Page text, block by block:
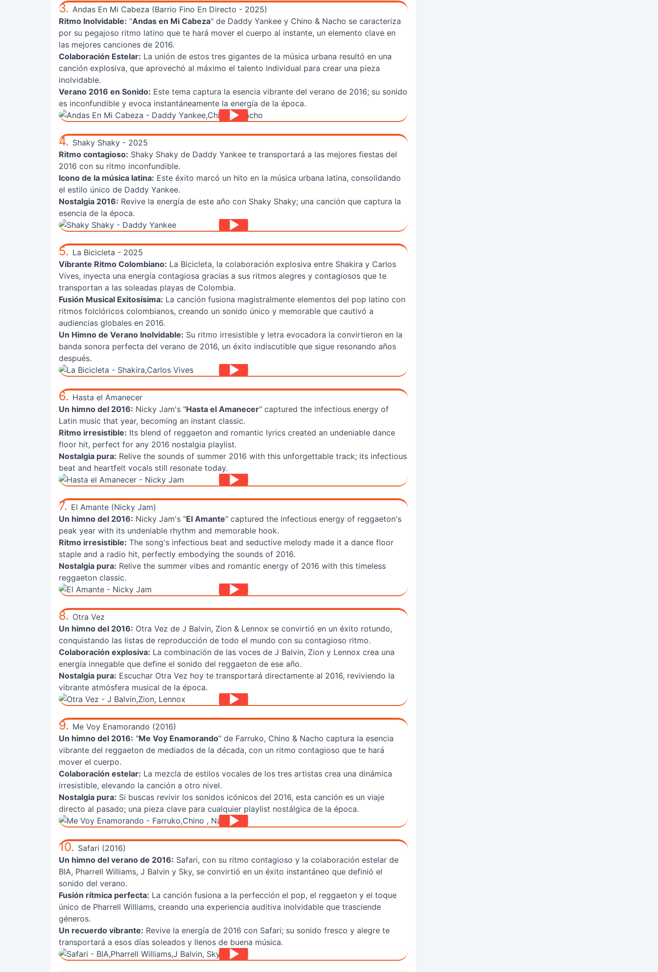
3. Andas En Mi Cabeza (Barrio Fino En Directo - 2025)
Ritmo Inolvidable: "Andas en Mi Cabeza" de Daddy Yankee y Chino & Nacho se caracteriza
por su pegajoso ritmo latino que te hará mover el cuerpo al instante, un elemento clave en
las mejores canciones de 2016.
Colaboración Estelar: La unión de estos tres gigantes de la música urbana resultó en una
canción explosiva, que aprovechó al máximo el talento individual para crear una pieza
inolvidable.
Verano 2016 en Sonido: Este tema captura la esencia vibrante del verano de 2016; su sonido
es inconfundible y evoca instantáneamente la energía de la época.
4. Shaky Shaky - 2025
Ritmo contagioso: Shaky Shaky de Daddy Yankee te transportará a las mejores fiestas del
2016 con su ritmo inconfundible.
Icono de la música latina: Este éxito marcó un hito en la música urbana latina, consolidando
el estilo único de Daddy Yankee.
Nostalgia 2016: Revive la energía de este año con Shaky Shaky; una canción que captura la
esencia de la época.
5. La Bicicleta - 2025
Vibrante Ritmo Colombiano: La Bicicleta, la colaboración explosiva entre Shakira y Carlos
Vives, inyecta una energía contagiosa gracias a sus ritmos alegres y contagiosos que te
transportan a las soleadas playas de Colombia.
Fusión Musical Exitosísima: La canción fusiona magistralmente elementos del pop latino con
ritmos folclóricos colombianos, creando un sonido único y memorable que cautivó a
audiencias globales en 2016.
Un Himno de Verano Inolvidable: Su ritmo irresistible y letra evocadora la convirtieron en la
banda sonora perfecta del verano de 2016, un éxito indiscutible que sigue resonando años
después.
6. Hasta el Amanecer
Un himno del 2016: Nicky Jam's "Hasta el Amanecer" captured the infectious energy of
Latin music that year, becoming an instant classic.
Ritmo irresistible: Its blend of reggaeton and romantic lyrics created an undeniable dance
floor hit, perfect for any 2016 nostalgia playlist.
Nostalgia pura: Relive the sounds of summer 2016 with this unforgettable track; its infectious
beat and heartfelt vocals still resonate today.
7. El Amante (Nicky Jam)
Un himno del 2016: Nicky Jam's "El Amante" captured the infectious energy of reggaeton's
peak year with its undeniable rhythm and memorable hook.
Ritmo irresistible: The song's infectious beat and seductive melody made it a dance floor
staple and a radio hit, perfectly embodying the sounds of 2016.
Nostalgia pura: Relive the summer vibes and romantic energy of 2016 with this timeless
reggaeton classic.
8. Otra Vez
Un himno del 2016: Otra Vez de J Balvin, Zion & Lennox se convirtió en un éxito rotundo,
conquistando las listas de reproducción de todo el mundo con su contagioso ritmo.
Colaboración explosiva: La combinación de las voces de J Balvin, Zion y Lennox crea una
energía innegable que define el sonido del reggaeton de ese año.
Nostalgia pura: Escuchar Otra Vez hoy te transportará directamente al 2016, reviviendo la
vibrante atmósfera musical de la época.
9. Me Voy Enamorando (2016)
Un himno del 2016: "Me Voy Enamorando" de Farruko, Chino & Nacho captura la esencia
vibrante del reggaeton de mediados de la década, con un ritmo contagioso que te hará
mover el cuerpo.
Colaboración estelar: La mezcla de estilos vocales de los tres artistas crea una dinámica
irresistible, elevando la canción a otro nivel.
Nostalgia pura: Si buscas revivir los sonidos icónicos del 2016, esta canción es un viaje
directo al pasado; una pieza clave para cualquier playlist nostálgica de la época.
10. Safari (2016)
Un himno del verano de 2016: Safari, con su ritmo contagioso y la colaboración estelar de
BIA, Pharrell Williams, J Balvin y Sky, se convirtió en un éxito instantáneo que definió el
sonido del verano.
Fusión rítmica perfecta: La canción fusiona a la perfección el pop, el reggaeton y el toque
único de Pharrell Williams, creando una experiencia auditiva inolvidable que trasciende
géneros.
Un recuerdo vibrante: Revive la energía de 2016 con Safari; su sonido fresco y alegre te
transportará a esos días soleados y llenos de buena música.